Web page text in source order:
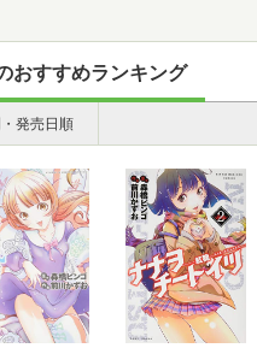
おすすめランキング
発売日順